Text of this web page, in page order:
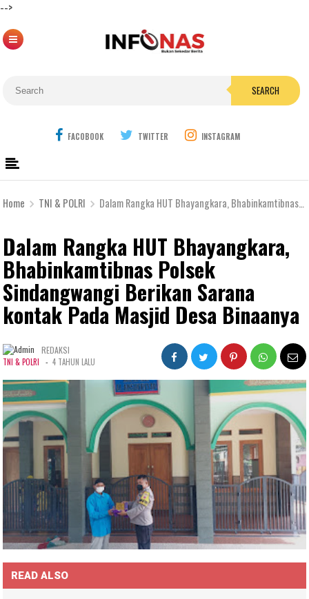
-->
SEARCH
FACOBOOK TWITTER INSTAGRAM
Home TNI & POLRI Dalam Rangka HUT Bhayangkara, Bhabinkamtibnas Polsek Sindangwangi Berikan Sarana kontak Pada Masjid Desa Binaanya
Dalam Rangka HUT Bhayangkara,
Bhabinkamtibnas Polsek
Sindangwangi Berikan Sarana
kontak Pada Masjid Desa Binaanya
REDAKSI
TNI & POLRI - 4 TAHUN LALU
READ ALSO